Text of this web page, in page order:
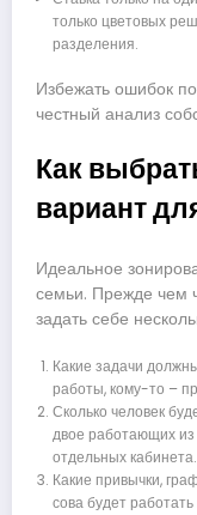
только цветовых
разделения.
Избежать ошибок
честный анализ
Как
вариант
Идеальное
семьи. Прежде чем
задать себе
Какие задачи
работы, кому-то –
Сколько человек
двое работающих из
отдельных кабинета.
Какие привычки,
сова будет